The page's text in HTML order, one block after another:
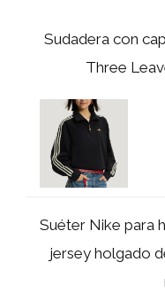
Sudadera con
Three
Suéter Nike para
jersey holgado